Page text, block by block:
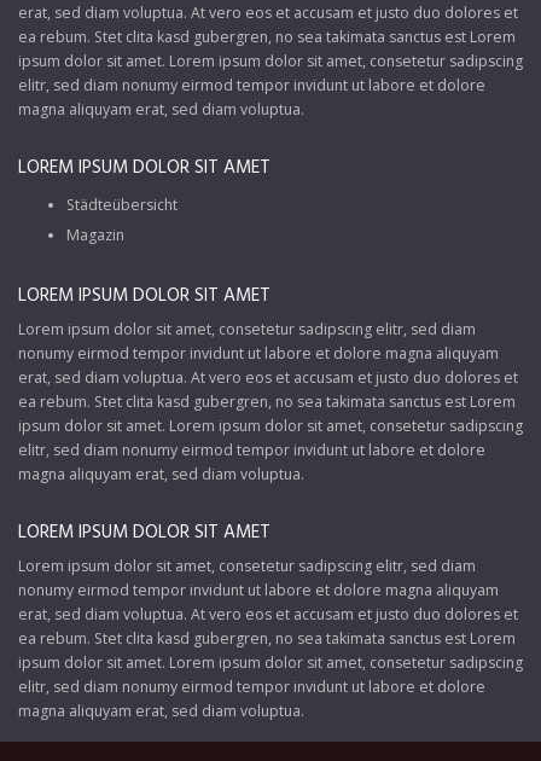
erat, sed diam voluptua. At vero eos et accusam et justo duo dolores et
ea rebum. Stet clita kasd gubergren, no sea takimata sanctus est Lorem
ipsum dolor sit amet. Lorem ipsum dolor sit amet, consetetur sadipscing
elitr, sed diam nonumy eirmod tempor invidunt ut labore et dolore
magna aliquyam erat, sed diam voluptua.
LOREM IPSUM DOLOR SIT AMET
Städteübersicht
Magazin
LOREM IPSUM DOLOR SIT AMET
Lorem ipsum dolor sit amet, consetetur sadipscing elitr, sed diam
nonumy eirmod tempor invidunt ut labore et dolore magna aliquyam
erat, sed diam voluptua. At vero eos et accusam et justo duo dolores et
ea rebum. Stet clita kasd gubergren, no sea takimata sanctus est Lorem
ipsum dolor sit amet. Lorem ipsum dolor sit amet, consetetur sadipscing
elitr, sed diam nonumy eirmod tempor invidunt ut labore et dolore
magna aliquyam erat, sed diam voluptua.
LOREM IPSUM DOLOR SIT AMET
Lorem ipsum dolor sit amet, consetetur sadipscing elitr, sed diam
nonumy eirmod tempor invidunt ut labore et dolore magna aliquyam
erat, sed diam voluptua. At vero eos et accusam et justo duo dolores et
ea rebum. Stet clita kasd gubergren, no sea takimata sanctus est Lorem
ipsum dolor sit amet. Lorem ipsum dolor sit amet, consetetur sadipscing
elitr, sed diam nonumy eirmod tempor invidunt ut labore et dolore
magna aliquyam erat, sed diam voluptua.